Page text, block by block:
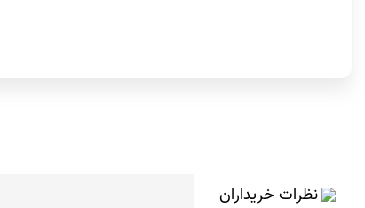
نظرات خریداران